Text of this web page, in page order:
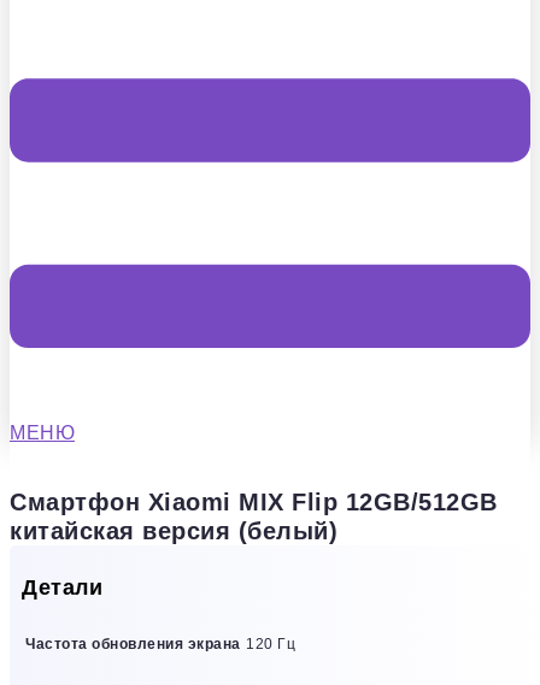
МЕНЮ
Смартфон Xiaomi MIX Flip 12GB/512GB
китайская версия (белый)
Детали
Частота обновления экрана 120 Гц